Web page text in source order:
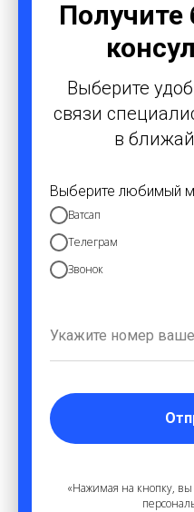
Получите
Выберите
связи
в
Выберите любимый
Ватсап
Телеграм
Звонок
«Нажимая на кнопку, вы